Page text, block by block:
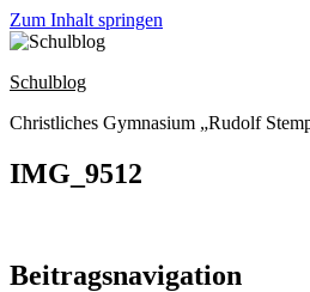
Zum Inhalt springen
Schulblog
Christliches Gymnasium „Rudolf
IMG_9512
Beitragsnavigation